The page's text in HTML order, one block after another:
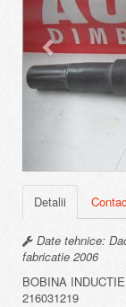
Detalii
Date tehnice:
fabricatie 2006
BOBINA
216031219